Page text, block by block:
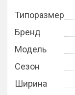
Типоразмер
Бренд
Модель
Сезон
Ширина